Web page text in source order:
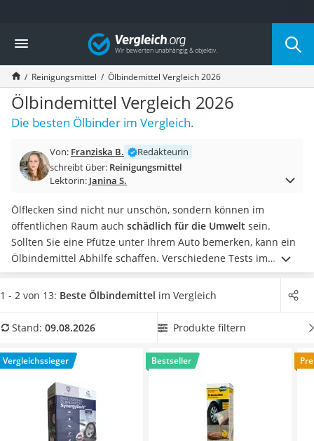
Die beliebtesten Vergleiche nach Kategorie
Drogerie
Inhalator
Haarschneider
Rollator
Braun Rasierer
Katzenklappe (Chip)
Masturbator
Massagepistole
Reisehaartrockner
Eiweißpulver
Magnesiumpräparat
Katzenklappe
Nackenmassagegerät
Zeckenschutz Katze
Philips-Sonicare-Zahnbürste
Mineralfutter Pferd
Massagegerät
Vergleich
Reinigungsmittel Ölbindemittel Vergleich 2026
Ölbindemittel Vergleich 2026
Die besten Ölbinder im Vergleich.
Von: Franziska B.
Redakteurin
schreibt über: Reinigungsmittel
Lektorin: Janina S.
Ölflecken sind nicht nur unschön, sondern können im
öffentlichen Raum auch schädlich für die Umwelt sein.
Sollten Sie eine Pfütze unter Ihrem Auto bemerken, kann ein
Ölbindemittel Abhilfe schaffen. Verschiedene Tests im
Internet konzentrieren sich auf Produkte, diestaubarmund
besonderstritt- sowie rutschfestsind. Finden Sie in unserer
wasserabweisend ist und somit auchbei Regen und Nässe
2026 besonders das Modell
Pws Ölbindemittel
Eigenschaften.
1 - 2 von 13: Beste Ölbindemittel im Vergleich
Stand: 09.08.2026 Produkte filtern
Vergleichssieger Bestseller